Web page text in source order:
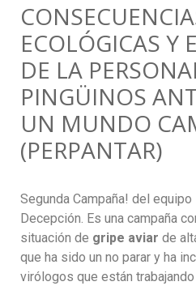
ECOLÓGICAS Y
DE LA
PINGÜINOS
UN MUNDO
(PERPANTAR)
Segunda Campaña! del equipo
Decepción. Es una campaña
situación de gripe aviar de
que ha sido un no parar y ha
virólogos que están trabajando